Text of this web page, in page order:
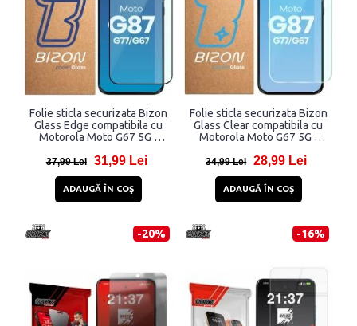
Folie sticla securizata Bizon
Glass Edge compatibila cu
Motorola Moto G67 5G /
37,99 Lei 31,99 Lei
ADAUGĂ ÎN COŞ
Folie sticla securizata Bizon
Glass Clear compatibila cu
Motorola Moto G67 5G /
Transparent
34,99 Lei 28,99 Lei
ADAUGĂ ÎN COŞ
-20% -16%